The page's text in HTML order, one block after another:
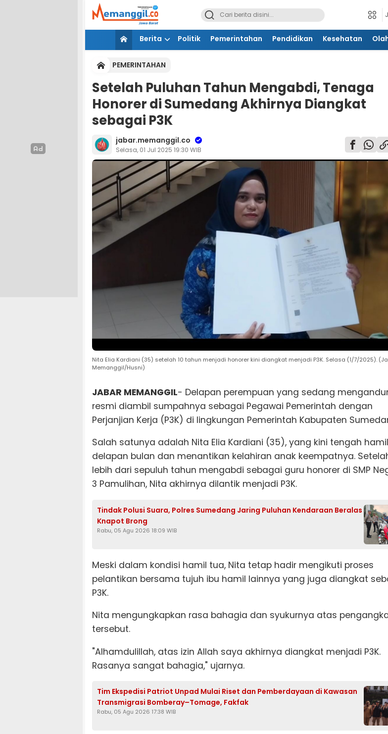
Berita Politik Pemerintahan Pendidikan Kesehatan
PEMERINTAHAN
Setelah Puluhan Tahun Mengabdi, Tenaga
Honorer di Sumedang Akhirnya Diangkat
sebagai P3K
jabar.memanggil.co
Selasa, 01 Jul 2025 19:30 WIB
Nita Elia Kardiani (35) setelah 10 tahun menjadi honorer kini diangkat menjadi P3K. Selasa (1/7/2025).
Memanggil/Husni)
JABAR MEMANGGIL- Delapan perempuan yang sedang
resmi diambil sumpahnya sebagai Pegawai Pemerintah dengan
Perjanjian Kerja (P3K) di lingkungan Pemerintah Kabupaten
Salah satunya adalah Nita Elia Kardiani (35), yang kini tengah hamil
delapan bulan dan menantikan kelahiran anak keempatnya.
lebih dari sepuluh tahun mengabdi sebagai guru honorer di SMP
3 Pamulihan, Nita akhirnya dilantik menjadi P3K.
Tindak Polusi Suara, Polres Sumedang Jaring Puluhan Kendaraan Beralas
Knapot Brong
Rabu, 05 Agu 2026 18:09 WIB
Meski dalam kondisi hamil tua, Nita tetap hadir mengikuti proses
pelantikan bersama tujuh ibu hamil lainnya yang juga diangkat
P3K.
Nita mengungkapkan rasa bahagia dan syukurnya atas
tersebut.
"Alhamdulillah, atas izin Allah saya akhirnya diangkat menjadi P3K.
Rasanya sangat bahagia," ujarnya.
Tim Ekspedisi Patriot Unpad Mulai Riset dan Pemberdayaan di Kawasan
Transmigrasi Bomberay–Tomage, Fakfak
Rabu, 05 Agu 2026 17:38 WIB